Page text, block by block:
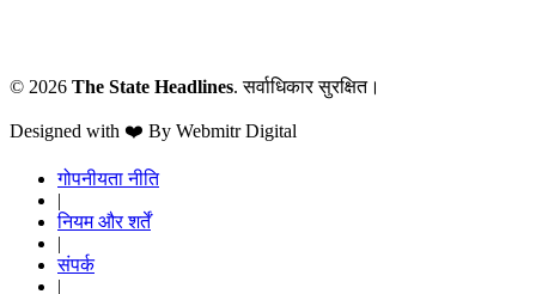
© 2026 The State Headlines. सर्वाधिकार सुरक्षित।
Designed with ❤️ By Webmitr Digital
गोपनीयता नीति
|
नियम और शर्तें
|
संपर्क
|